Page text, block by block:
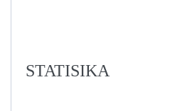
STATISIKA